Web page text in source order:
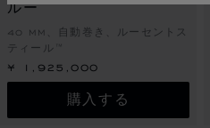
ルー
40 MM、自動巻き、ルーセントス
ティール™
¥ 1,925,000
購入する